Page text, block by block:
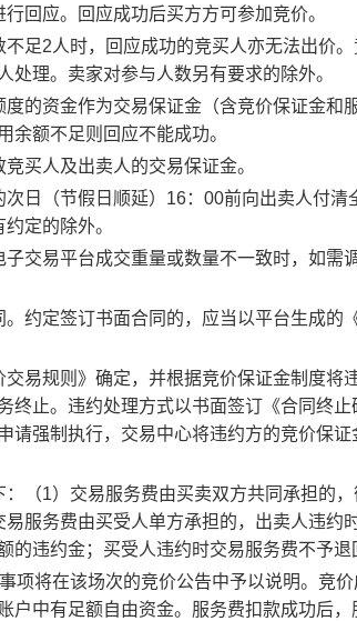
回应。回应成功后买方方可参加竞价。
足2人时，回应成功的竞买人亦无法出价
理。卖家对参与人数另有要求的除外。
的资金作为交易保证金（含竞价保证金和
余额不足则回应不能成功。
买人及出卖人的交易保证金。
日（节假日顺延）16：00前向出卖人付清
定的除外。
交易平台成交重量或数量不一致时，如需
约定签订书面合同的，应当以平台生成的
易规则》确定，并根据竞价保证金制度将
终止。违约处理方式以书面签订《合同终
请强制执行，交易中心将违约方的竞价保
（1）交易服务费由买卖双方共同承担的
服务费由买受人单方承担的，出卖人违约
违约金；买受人违约时交易服务费不予退
项将在该场次的竞价公告中予以说明。竞
户中有足额自由资金。服务费扣款成功后